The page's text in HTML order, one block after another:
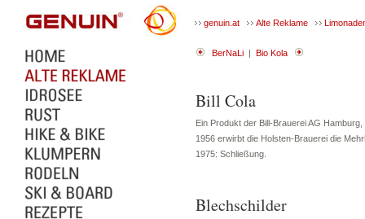
genuin.at Alte Reklame
BerNaLi | Bio Kola
Bill Cola
Ein Produkt der Bill-Brauerei AG
1956 erwirbt die Holsten-Brauerei die
1975: Schließung.
Blechschilder